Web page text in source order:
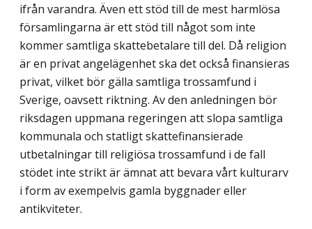
ifrån varandra. Även ett stöd till de mest harmlösa
församlingarna är ett stöd till något som inte
kommer samtliga skattebetalare till del. Då religion
är en privat angelägenhet ska det också finansieras
privat, vilket bör gälla samtliga trossamfund i
Sverige, oavsett riktning. Av den anledningen bör
riksdagen uppmana regeringen att slopa samtliga
kommunala och statligt skattefinansierade
utbetalningar till religiösa trossamfund i de fall
stödet inte strikt är ämnat att bevara vårt kulturarv
i form av exempelvis gamla byggnader eller
antikviteter.